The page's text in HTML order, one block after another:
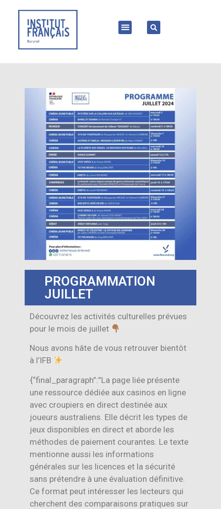
PROGRAMMATION
JUILLET
Découvrez les activités culturelles prévues
pour le mois de juillet
Nous avons hâte de vous retrouver bientôt
à l’IFB
{“final_paragraph”:”La page liée présente
une ressource dédiée aux casinos en ligne
avec croupiers en direct destinée aux
joueurs australiens. Elle décrit les types de
jeux disponibles en direct et aborde les
méthodes de paiement courantes. Le texte
mentionne aussi les informations
générales sur les licences et la sécurité
sans prétendre à une évaluation définitive.
Ce format peut intéresser les lecteurs qui
cherchent des comparaisons pratiques sur